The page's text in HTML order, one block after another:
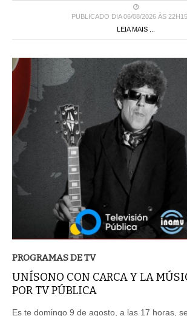
PUBLICADO DIA 06/08/2026 ÀS
LEIA MAIS ...
PROGRAMAS DE TV
UNÍSONO CON CARCA Y LA
POR TV PÚBLICA
Es te domingo 9 de agosto, a las 17 horas,